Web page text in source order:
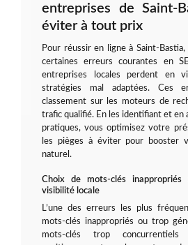
entreprises de Saint-
éviter à tout prix
Pour réussir en ligne à Saint-
certaines erreurs courantes en
entreprises locales perdent en
stratégies mal adaptées. Ces
classement sur les moteurs de
trafic qualifié. En les identifiant et en
pratiques, vous optimisez votre
les pièges à éviter pour booster
naturel.
Choix de mots-clés
visibilité locale
L’une des erreurs les plus
mots-clés inappropriés ou trop
mots-clés trop